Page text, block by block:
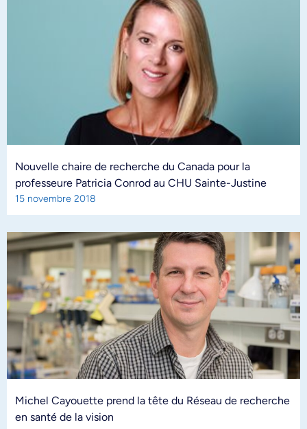
Nouvelle chaire de recherche du Canada pour la
professeure Patricia Conrod au CHU Sainte-Justine
15 novembre 2018
Michel Cayouette prend la tête du Réseau de recherche
en santé de la vision